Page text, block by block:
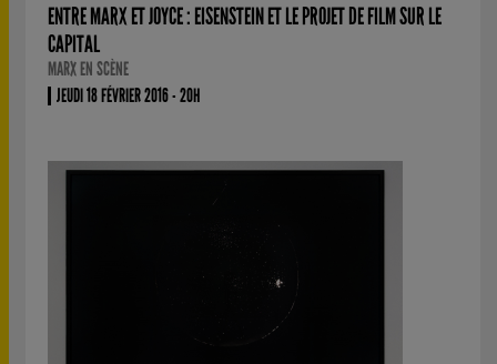
ENTRE MARX ET JOYCE : EISENSTEIN ET LE PROJET DE FILM SUR LE
CAPITAL
MARX EN SCÈNE
JEUDI 18 FÉVRIER 2016 - 20H